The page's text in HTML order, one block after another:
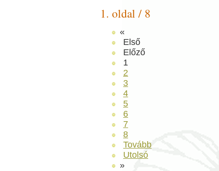
1. oldal / 8
«
Első
Előző
1
2
3
4
5
6
7
8
Tovább
Utolsó
»